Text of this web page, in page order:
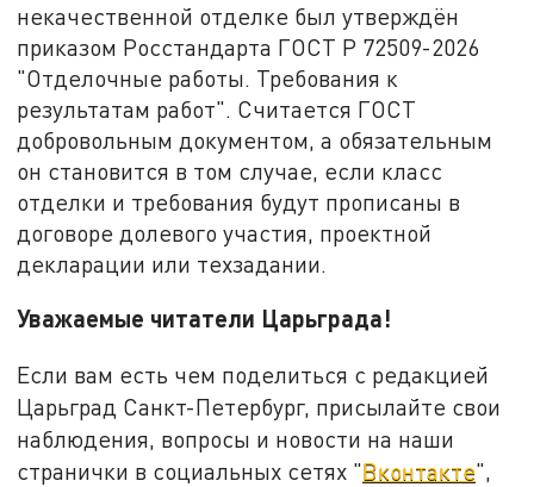
некачественной отделке был утверждён
приказом Росстандарта ГОСТ Р 72509-2026
"Отделочные работы. Требования к
результатам работ". Считается ГОСТ
добровольным документом, а обязательным
он становится в том случае, если класс
отделки и требования будут прописаны в
договоре долевого участия, проектной
декларации или техзадании.
Уважаемые читатели Царьграда!
Если вам есть чем поделиться с редакцией
Царьград Санкт-Петербург, присылайте свои
наблюдения, вопросы и новости на наши
странички в социальных сетях "Вконтакте",